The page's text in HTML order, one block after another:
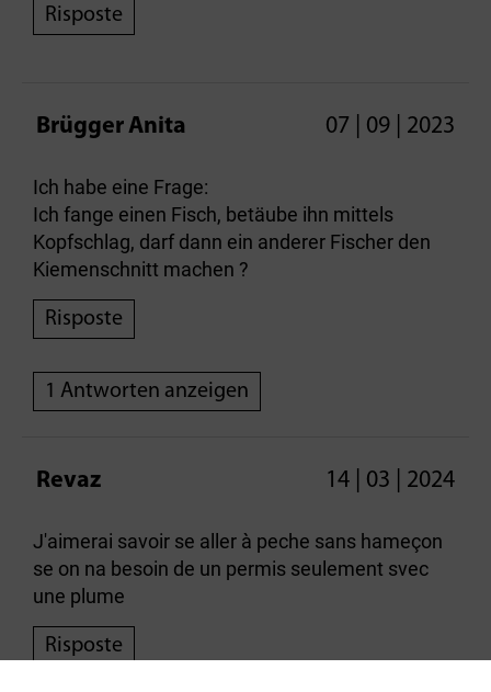
Risposte
Brügger Anita 07 | 09 | 2023
Ich habe eine Frage:
Ich fange einen Fisch, betäube ihn mittels
Kopfschlag, darf dann ein anderer Fischer den
Kiemenschnitt machen ?
Risposte
1 Antworten anzeigen
Revaz 14 | 03 | 2024
J'aimerai savoir se aller à peche sans hameçon
se on na besoin de un permis seulement svec
une plume
Risposte